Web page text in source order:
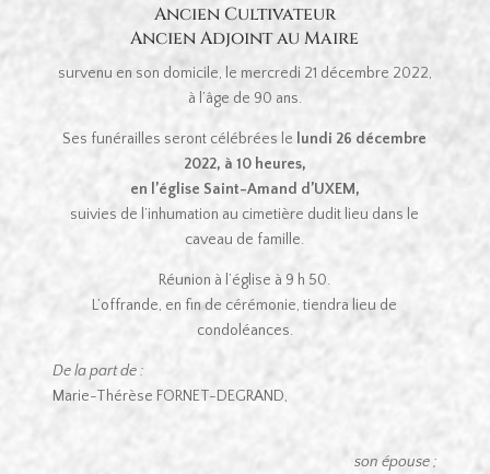
Ancien Cultivateur
Ancien Adjoint au Maire
survenu en son domicile, le mercredi 21 décembre 2022,
à l’âge de 90 ans.
Ses funérailles seront célébrées le lundi 26 décembre
2022, à 10 heures,
en l’église Saint-Amand d’UXEM,
suivies de l’inhumation au cimetière dudit lieu dans le
caveau de famille.
Réunion à l’église à 9 h 50.
L’offrande, en fin de cérémonie, tiendra lieu de
condoléances.
De la part de :
Marie-Thérèse FORNET-DEGRAND,
son épouse ;